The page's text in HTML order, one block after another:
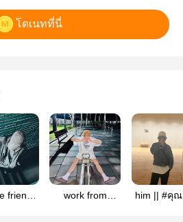
โดเนทที่นี่
friends
work from
him || #คุ